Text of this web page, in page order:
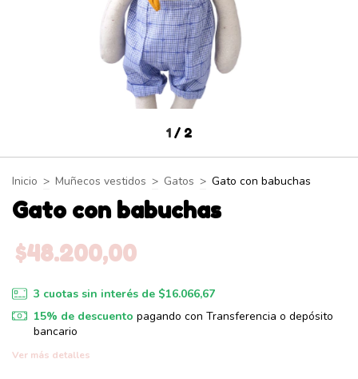
1 / 2
Inicio > Muñecos vestidos > Gatos > Gato con babuchas
Gato con babuchas
$48.200,00
3 cuotas sin interés de $16.066,67
15% de descuento pagando con Transferencia o depósito
bancario
Ver más detalles